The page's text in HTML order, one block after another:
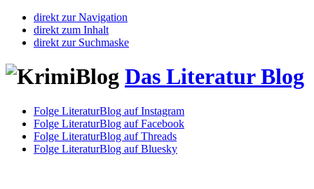
direkt zur Navigation
direkt zum Inhalt
direkt zur Suchmaske
Das Literatur Blog
Folge LiteraturBlog auf Instagram
Folge LiteraturBlog auf Facebook
Folge LiteraturBlog auf Threads
Folge LiteraturBlog auf Bluesky